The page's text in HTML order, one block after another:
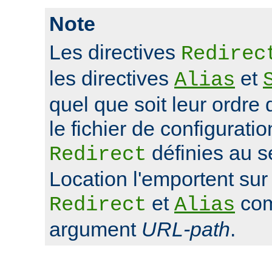
Note
Les directives
les directives Alias et
quel que soit leur ordre
le fichier de
Redirect définies au
Location l'emportent
Redirect et Alias
argument URL-path.